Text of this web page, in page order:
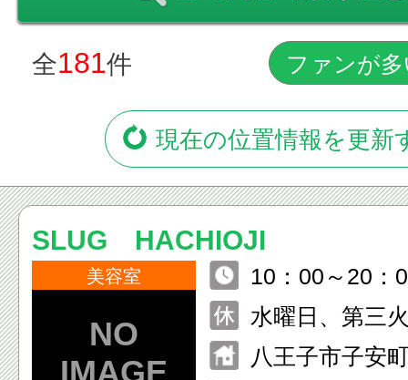
全181件
現在の位置情報を更新
SLUG HACHIOJI
美容室
10：00～20：
水曜日、第三
八王子市子安